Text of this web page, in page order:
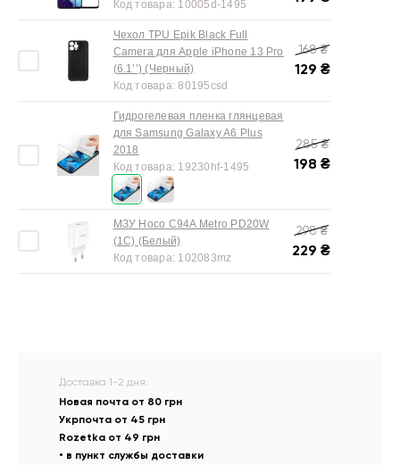
Код товара: 10005d-1495
Чехол TPU Epik Black Full
Camera для Apple iPhone 13 Pro
(6.1’’) (Черный)
Код товара:80195csd
168₴
129 ₴
Гидрогелевая пленка глянцевая
для Samsung Galaxy A6 Plus
2018
Код товара: 19230hf-1495
285₴
198 ₴
МЗУ Hoco C94A Metro PD20W
(1C) (Белый)
Код товара: 102083mz
298₴
229 ₴
Доставка 1-2 дня:
Новая почта от 80 грн
Укрпочта от 45 грн
Rozetka от 49 грн
• в пункт службы доставки